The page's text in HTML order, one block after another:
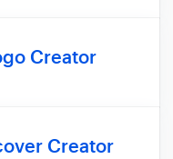
Creator
Creator